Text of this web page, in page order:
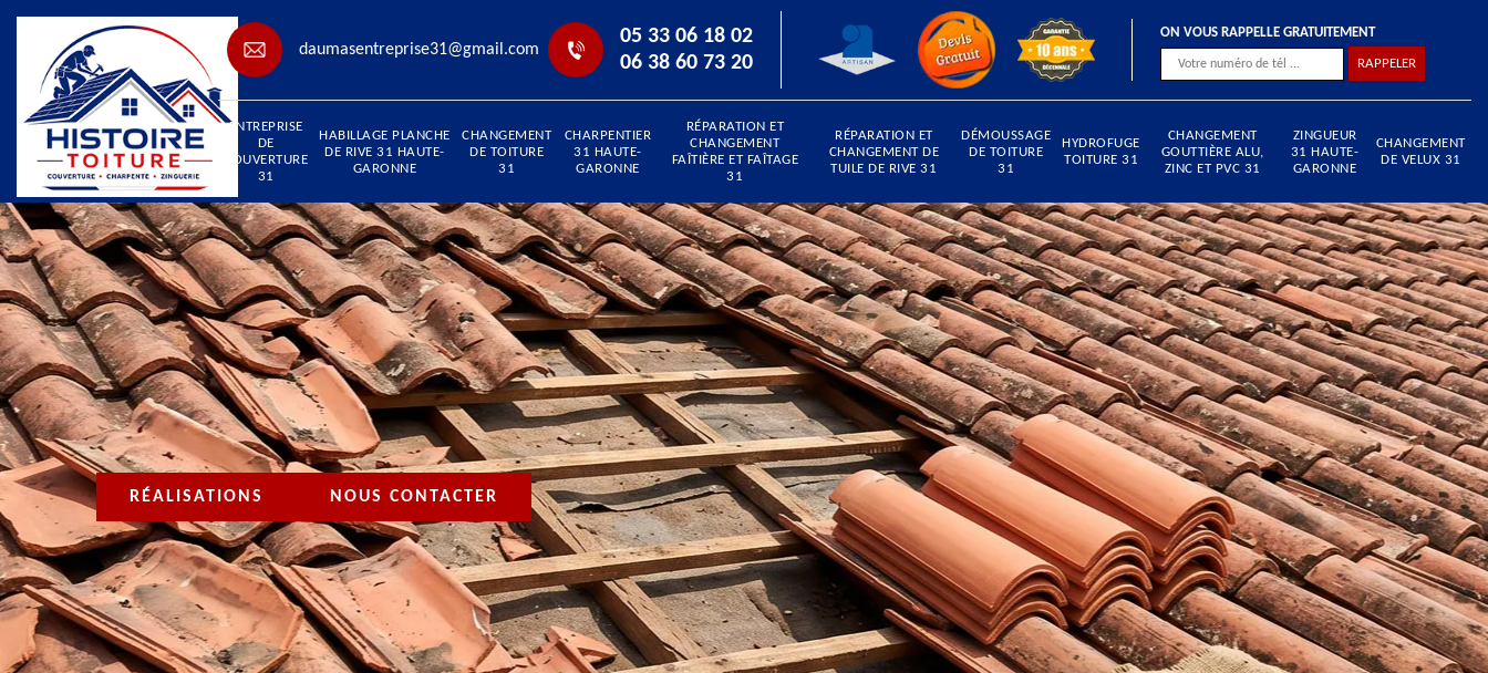
daumasentreprise31@gmail.com
05 33 06 18 02
06 38 60 73 20
ON VOUS RAPPELLE GRATUITEMENT
ENTREPRISE
DE
COUVERTURE
31
HABILLAGE PLANCHE
DE RIVE 31 HAUTE-
GARONNE
CHANGEMENT
DE TOITURE
31
CHARPENTIER
31 HAUTE-
GARONNE
RÉPARATION ET
CHANGEMENT
FAÎTIÈRE ET FAÎTAGE
31
RÉPARATION ET
CHANGEMENT DE
TUILE DE RIVE 31
DÉMOUSSAGE
DE TOITURE
31
HYDROFUGE
TOITURE 31
CHANGEMENT
GOUTTIÈRE ALU,
ZINC ET PVC 31
ZINGUEUR
31 HAUTE-
GARONNE
CHANGEMENT
DE VELUX 31
RÉALISATIONS NOUS CONTACTER